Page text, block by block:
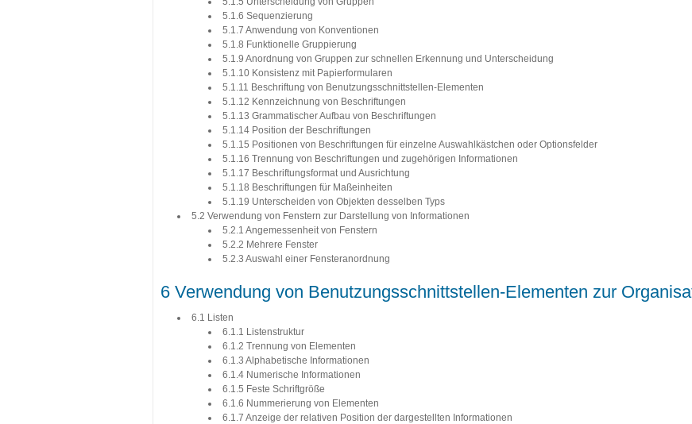
5.1.6 Sequenzierung
5.1.7 Anwendung von Konventionen
5.1.8 Funktionelle Gruppierung
5.1.9 Anordnung von Gruppen zur schnellen Erkennung und Unterscheidung
5.1.10 Konsistenz mit Papierformularen
5.1.11 Beschriftung von Benutzungsschnittstellen-Elementen
5.1.12 Kennzeichnung von Beschriftungen
5.1.13 Grammatischer Aufbau von Beschriftungen
5.1.14 Position der Beschriftungen
5.1.15 Positionen von Beschriftungen für einzelne Auswahlkästchen oder Optionsfelder
5.1.16 Trennung von Beschriftungen und zugehörigen Informationen
5.1.17 Beschriftungsformat und Ausrichtung
5.1.18 Beschriftungen für Maßeinheiten
5.1.19 Unterscheiden von Objekten desselben Typs
5.2 Verwendung von Fenstern zur Darstellung von Informationen
5.2.1 Angemessenheit von Fenstern
5.2.2 Mehrere Fenster
5.2.3 Auswahl einer Fensteranordnung
6 Verwendung von Benutzungsschnittstellen-Elementen zur
6.1 Listen
6.1.1 Listenstruktur
6.1.2 Trennung von Elementen
6.1.3 Alphabetische Informationen
6.1.4 Numerische Informationen
6.1.5 Feste Schriftgröße
6.1.6 Nummerierung von Elementen
6.1.7 Anzeige der relativen Position der dargestellten Informationen